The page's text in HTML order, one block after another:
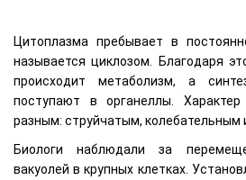
Цитоплазма пребывает в
называется циклозом. Благодаря
происходит метаболизм, а
поступают в органеллы.
разным: струйчатым, колебательным
Биологи наблюдали за
вакуолей в крупных клетках.